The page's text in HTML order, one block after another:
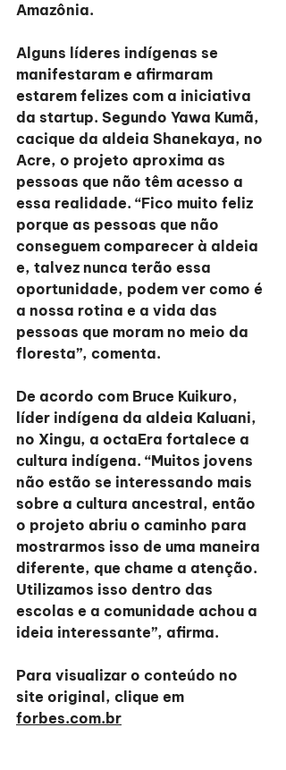
Amazônia.
Alguns líderes indígenas se
manifestaram e afirmaram
estarem felizes com a iniciativa
da startup. Segundo Yawa Kumã,
cacique da aldeia Shanekaya, no
Acre, o projeto aproxima as
pessoas que não têm acesso a
essa realidade. “Fico muito feliz
porque as pessoas que não
conseguem comparecer à aldeia
e, talvez nunca terão essa
oportunidade, podem ver como é
a nossa rotina e a vida das
pessoas que moram no meio da
floresta”, comenta.
De acordo com Bruce Kuikuro,
líder indígena da aldeia Kaluani,
no Xingu, a octaEra fortalece a
cultura indígena. “Muitos jovens
não estão se interessando mais
sobre a cultura ancestral, então
o projeto abriu o caminho para
mostrarmos isso de uma maneira
diferente, que chame a atenção.
Utilizamos isso dentro das
escolas e a comunidade achou a
ideia interessante”, afirma.
Para visualizar o conteúdo no
site original, clique em
forbes.com.br